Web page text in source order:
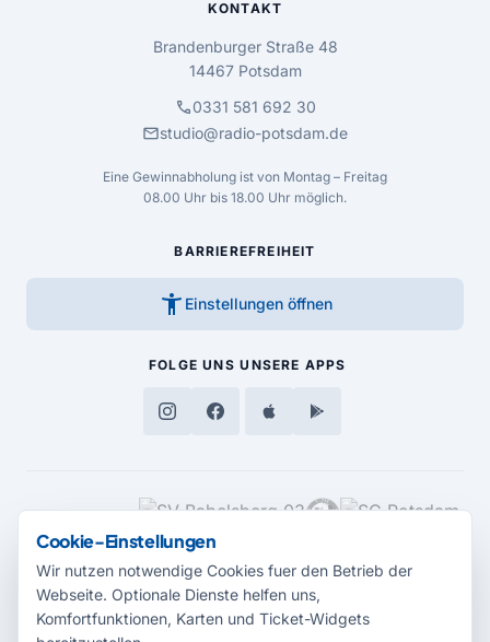
KONTAKT
Brandenburger Straße 48
14467 Potsdam
call0331 581 692 30
mailstudio@radio-potsdam.de
Eine Gewinnabholung ist von Montag – Freitag
08.00 Uhr bis 18.00 Uhr möglich.
BARRIEREFREIHEIT
accessibility_new Einstellungen öffnen
FOLGE UNS UNSERE APPS
MEDIENPARTNER
Cookie-Einstellungen
Wir nutzen notwendige Cookies fuer den Betrieb der
Webseite. Optionale Dienste helfen uns,
Komfortfunktionen, Karten und Ticket-Widgets